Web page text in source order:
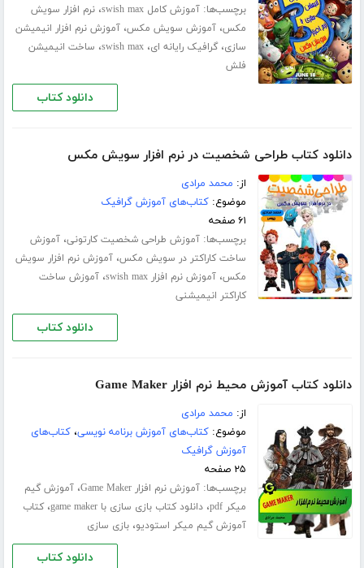
برچسب‌ها:آموزش کامل swish max ،نرم افزار سویش
مکس،آموزش سویش مکس،آموزش نرم افزار انیمیشن
سازی،گرافیک رایانه ای،swish max، ساخت انیمیشن
فلش
دانلود کتاب
دانلود کتاب طراحی شخصیت در نرم افزار سویش مکس
از: محمد مرادی
موضوع:کتاب‌های آموزش گرافیک
۶۱ صفحه
برچسب‌ها:آموزش طراحی شخصیت کارتونی،آموزش
ساخت کاراکتر در سویش مکس،آموزش نرم افزار سویش
مکس،آموزش نرم افزار swish max ،آموزش ساخت
کاراکتر انیمیشنی
دانلود کتاب
دانلود کتاب آموزش محیط نرم افزار Game Maker
از: محمد مرادی
موضوع:کتاب‌های آموزش برنامه نویسی،کتاب‌های
آموزش گرافیک
۲۵ صفحه
برچسب‌ها:آموزش نرم افزار Game Maker ،آموزش گیم
میکر pdf
،دانلود کتاب بازی سازی با game maker ،کتاب
آموزش گیم میکر استودیو،بازی سازی
دانلود کتاب